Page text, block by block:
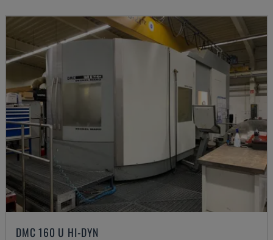
DMC 160 U HI-DYN